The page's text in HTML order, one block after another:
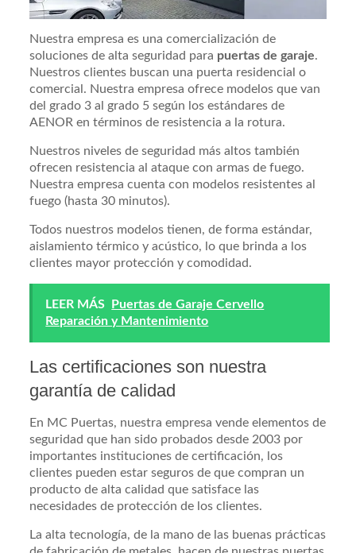
Nuestra empresa es una comercialización de
soluciones de alta seguridad para puertas de garaje.
Nuestros clientes buscan una puerta residencial o
comercial. Nuestra empresa ofrece modelos que van
del grado 3 al grado 5 según los estándares de
AENOR en términos de resistencia a la rotura.
Nuestros niveles de seguridad más altos también
ofrecen resistencia al ataque con armas de fuego.
Nuestra empresa cuenta con modelos resistentes al
fuego (hasta 30 minutos).
Todos nuestros modelos tienen, de forma estándar,
aislamiento térmico y acústico, lo que brinda a los
clientes mayor protección y comodidad.
LEER MÁS
Puertas de Garaje Cervello
Reparación y Mantenimiento
Las certificaciones son nuestra
garantía de calidad
En MC Puertas, nuestra empresa vende elementos de
seguridad que han sido probados desde 2003 por
importantes instituciones de certificación, los
clientes pueden estar seguros de que compran un
producto de alta calidad que satisface las
necesidades de protección de los clientes.
La alta tecnología, de la mano de las buenas prácticas